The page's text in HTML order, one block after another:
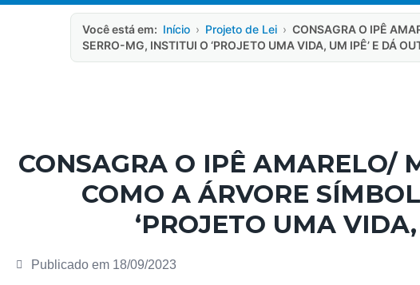
Você está em: Início › Projeto de Lei › CONSAGRA O IPÊ
SERRO-MG, INSTITUI O ‘PROJETO UMA VIDA, UM IPÊ’ E DÁ
CONSAGRA O IPÊ AMARELO/
COMO A ÁRVORE
‘PROJETO UMA
Publicado em 18/09/2023